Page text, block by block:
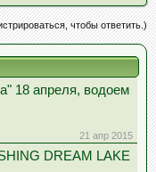
чтобы ответить.)
18 апреля, водоем
21 апр 2015
DREAM LAKE